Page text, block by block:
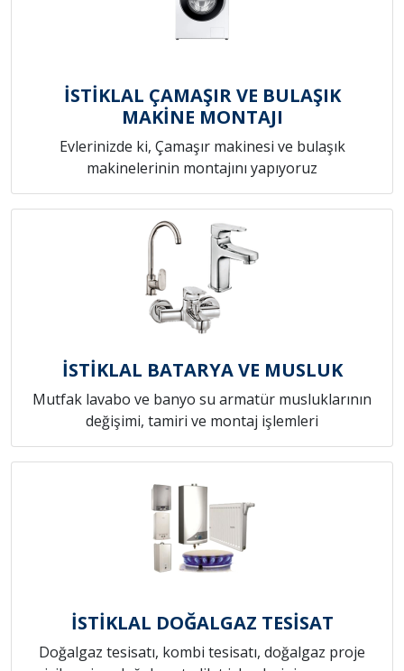
İSTİKLAL ÇAMAŞIR VE BULAŞIK
MAKİNE MONTAJI
Evlerinizde ki, Çamaşır makinesi ve bulaşık
makinelerinin montajını yapıyoruz
İSTİKLAL BATARYA VE MUSLUK
Mutfak lavabo ve banyo su armatür musluklarının
değişimi, tamiri ve montaj işlemleri
İSTİKLAL DOĞALGAZ TESİSAT
Doğalgaz tesisatı, kombi tesisatı, doğalgaz proje